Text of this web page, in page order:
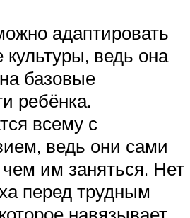
адаптировать
ведь она
базовые
ребёнка.
всему с
ведь они сами
им заняться. Нет
перед трудным